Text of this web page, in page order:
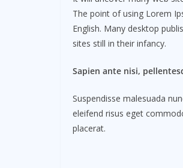
The point of using Lorem
English. Many desktop
sites still in their infancy.
Sapien ante nisi,
Suspendisse malesuada
eleifend risus eget
placerat.